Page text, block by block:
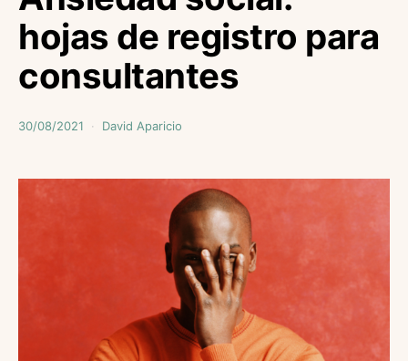
hojas de registro para
consultantes
30/08/2021 David Aparicio